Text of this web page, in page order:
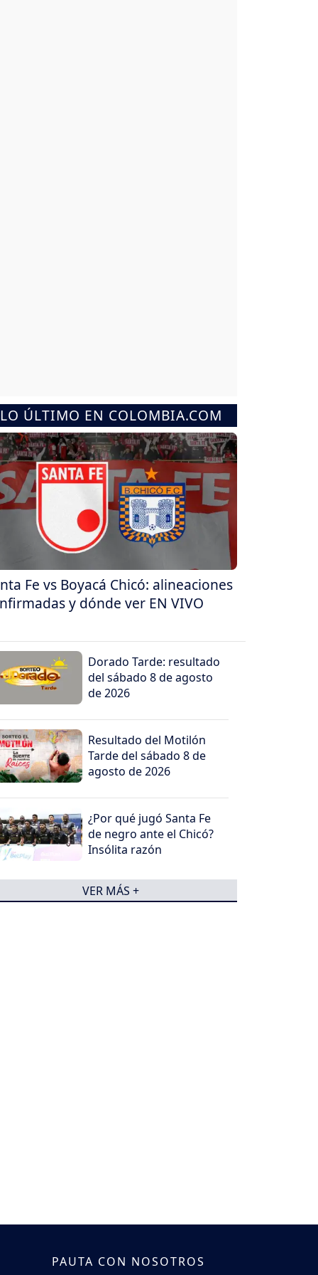
LO ÚLTIMO EN COLOMBIA.COM
Fe vs Boyacá Chicó: alineaciones
y dónde ver EN VIVO
Dorado Tarde: resultado
del sábado 8 de agosto
de 2026
Resultado del Motilón
Tarde del sábado 8 de
agosto de 2026
¿Por qué jugó Santa Fe
de negro ante el Chicó?
Insólita razón
VER MÁS +
PAUTA CON NOSOTROS